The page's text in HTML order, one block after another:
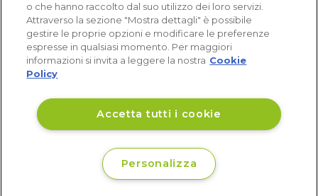
Non disponibile
o che hanno raccolto dal suo utilizzo dei loro servizi.
Attraverso la sezione "Mostra dettagli" è possibile
gestire le proprie opzioni e modificare le preferenze
espresse in qualsiasi momento. Per maggiori
informazioni si invita a leggere la nostra Cookie
Policy
Accetta tutti i cookie
Personalizza